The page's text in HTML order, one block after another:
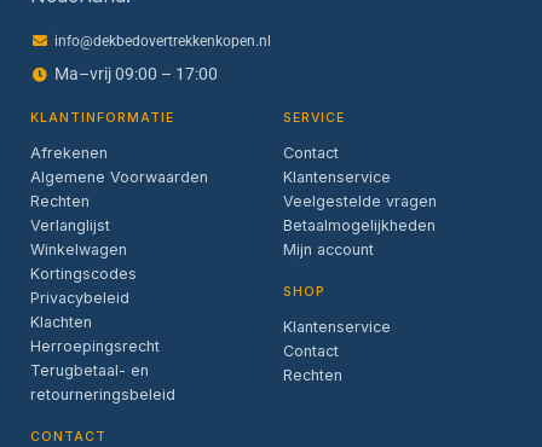
info@dekbedovertrekkenkopen.nl
Ma–vrij 09:00 – 17:00
KLANTINFORMATIE
Afrekenen
Algemene Voorwaarden
Rechten
Verlanglijst
Winkelwagen
Kortingscodes
Privacybeleid
Klachten
Herroepingsrecht
Terugbetaal- en
retourneringsbeleid
CONTACT
SERVICE
Contact
Klantenservice
Veelgestelde vragen
Betaalmogelijkheden
Mijn account
SHOP
Klantenservice
Contact
Rechten